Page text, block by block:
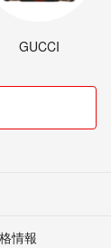
GUCCI
情報